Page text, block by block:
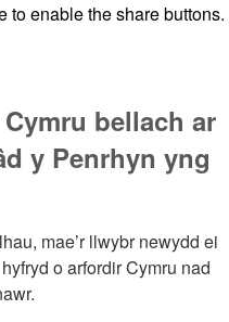
to enable the share buttons.
bellach ar
y Penrhyn yng
mae’r llwybr newydd ei
o arfordir Cymru nad